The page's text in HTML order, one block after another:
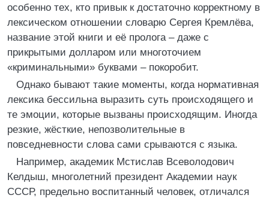
особенно тех, кто привык к достаточно корректному в
лексическом отношении словарю Сергея Кремлёва,
название этой книги и её пролога – даже с
прикрытыми долларом или многоточием
«криминальными» буквами – покоробит.
Однако бывают такие моменты, когда нормативная
лексика бессильна выразить суть происходящего и
те эмоции, которые вызваны происходящим. Иногда
резкие, жёсткие, непозволительные в
повседневности слова сами срываются с языка.
Например, академик Мстислав Всеволодович
Келдыш, многолетний президент Академии наук
СССР, предельно воспитанный человек, отличался